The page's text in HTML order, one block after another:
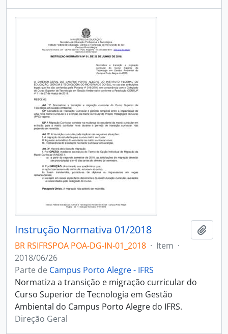
Instrução Normativa 01/2018
BR RSIFRSPOA POA-DG-IN-01_2018 · Item ·
2018/06/26
Parte de Campus Porto Alegre - IFRS
Normatiza a transição e migração curricular do
Curso Superior de Tecnologia em Gestão
Ambiental do Campus Porto Alegre do IFRS.
Direção Geral